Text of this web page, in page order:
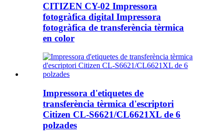
CITIZEN CY-02 Impressora
fotogràfica digital Impressora
fotogràfica de transferència tèrmica
en color
Impressora d'etiquetes de
transferència tèrmica d'escriptori
Citizen CL-S6621/CL6621XL de 6
polzades